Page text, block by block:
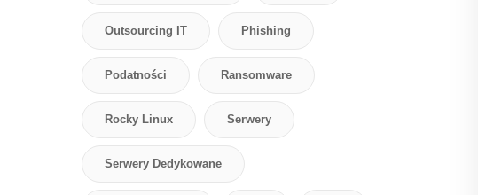
Outsourcing IT Phishing
Podatności Ransomware
Rocky Linux Serwery
Serwery Dedykowane